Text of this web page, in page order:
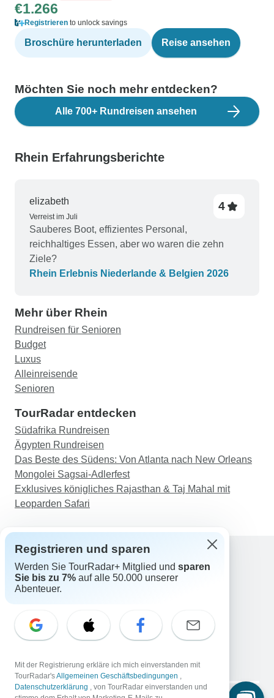
€1.266
Registrieren to unlock savings
Broschüre herunterladen Reise ansehen
Möchten Sie noch mehr entdecken?
Alle 700+ Rundreisen ansehen
Rhein Erfahrungsberichte
elizabeth
Verreist im Juli
4
Sauberes Boot, effizientes Personal,
reichhaltiges Essen, aber wo waren die zehn
Ziele?
Rhein Erlebnis Niederlande & Belgien 2026
Mehr über Rhein
Rundreisen für Senioren
Budget
Luxus
Alleinreisende
Senioren
TourRadar entdecken
Südafrika Rundreisen
Ägypten Rundreisen
Das Beste des Südens: Von Atlanta nach New Orleans
Mongolei Sagsai-Adlerfest
Exklusives königliches Rajasthan & Taj Mahal mit
Leoparden Safari
Support
Kontakt
Schweiz +41 225 183 195
E-Mail: support@tourradar.com
EN DE ES FR NL
Copyright © TourRadar. Alle Rechte vorbehalten.
Registrieren und sparen
Werden Sie TourRadar+ Mitglied und sparen
Sie bis zu 7% auf alle 50.000 unserer
Abenteuer.
Mit der Registrierung erkläre ich mich einverstanden mit
TourRadar'sAllgemeinen Geschäftsbedingungen ,
Datenschutzerklärung , von TourRadar einverstanden und